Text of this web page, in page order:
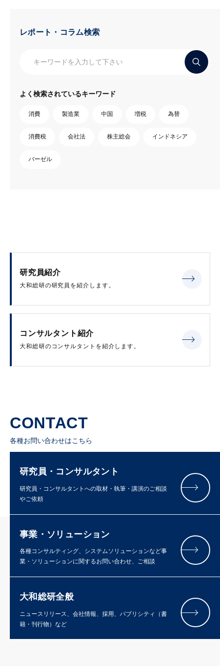
レポート・コラム検索
よく検索されているキーワード
消費 製造業 中国 増税 為替
消費税 会社法 株主総会 インドネシア
バーゼル
研究員紹介
大和総研の研究員を紹介します。
コンサルタント紹介
大和総研のコンサルタントを紹介します。
CONTACT
各種お問い合わせはこちら
研究員・コンサルタント
研究員・コンサルタントへの取材・執筆・講演のご相談
やご依頼
事業・ソリューション
各種コンサルティング、システムソリューションなど事
業・ソリューションに関するお問い合わせ、ご相談
大和総研全般
ニュースリリース、会社情報、採用、パブリシティ（書
籍・刊行物）など